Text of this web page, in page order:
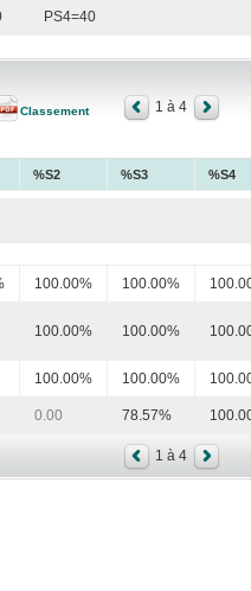
PS4=40
Classement 1 à 4
%S2 %S3 %S4
100.00% 100.00%
100.00% 100.00%
100.00% 100.00%
0.00 78.57%
1 à 4